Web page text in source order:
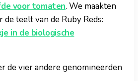
voor tomaten. We maakten
teelt van de Ruby Reds:
in de biologische
de vier andere genomineerden